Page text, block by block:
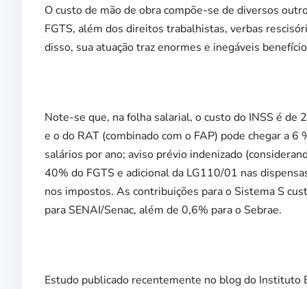
O custo de mão de obra compõe-se de diversos
FGTS, além dos direitos trabalhistas, verbas
disso, sua atuação traz enormes e inegáveis
Note-se que, na folha salarial, o custo do INSS é de
e o do RAT (combinado com o FAP) pode chegar a
salários por ano; aviso prévio indenizado
40% do FGTS e adicional da LG110/01 nas
nos impostos. As contribuições para o Sistema S
para SENAI/Senac, além de 0,6% para o Sebrae.
Estudo publicado recentemente no blog do Instituto